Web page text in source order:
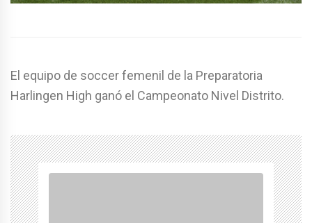
El equipo de soccer femenil de la Preparatoria
Harlingen High ganó el Campeonato Nivel Distrito.